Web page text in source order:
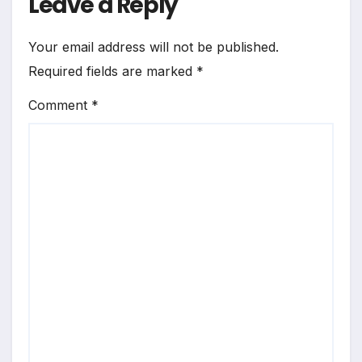
Your email address will not be published.
Required fields are marked *
Comment *